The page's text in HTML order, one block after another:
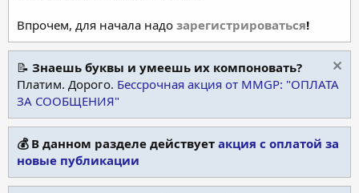
Впрочем, для начала надо зарегистрироваться!
📝 Знаешь буквы и умеешь их компоновать?
Платим. Дорого. Бессрочная акция от MMGP: "ОПЛАТА
ЗА СООБЩЕНИЯ"
💰 В данном разделе действует акция с оплатой за
новые публикации